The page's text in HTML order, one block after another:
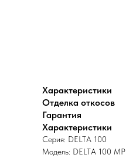
Характеристики
Отделка откосов
Гарантия
Характеристики
Серия: DELTA 100
Модель: DELTA 100 MP